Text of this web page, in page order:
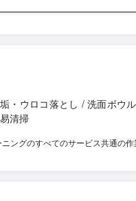
からもぜひこのお仕事を続
・ウロコ落とし / 洗面ボウ
清掃
ングのすべてのサービス共通の作